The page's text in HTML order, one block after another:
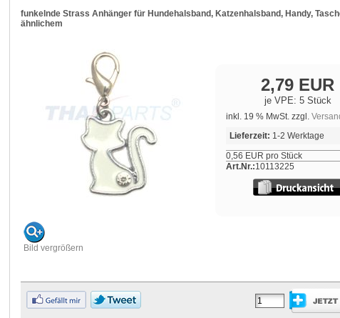
funkelnde Strass Anhänger für Hundehalsband, Katzenhalsband, Handy,
ähnlichem
Bild vergrößern
2,79 EUR
je VPE: 5 Stück
inkl. 19 % MwSt. zzgl.
Lieferzeit: 1-2 Werktage
0,56 EUR pro Stück
Art.Nr.:10113225